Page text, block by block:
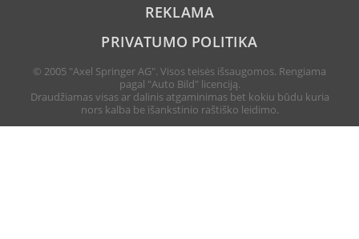
REKLAMA
PRIVATUMO POLITIKA
© 2005 "Axel Springer AG". Visos teisės išsaugomos. Rengiama
pagal "Auto Bild" licenciją.
Draudžiamas visas ar dalinis atgaminimas bet kokiu būdu kuria
nors kalba be išankstinio raštiško leidimo.